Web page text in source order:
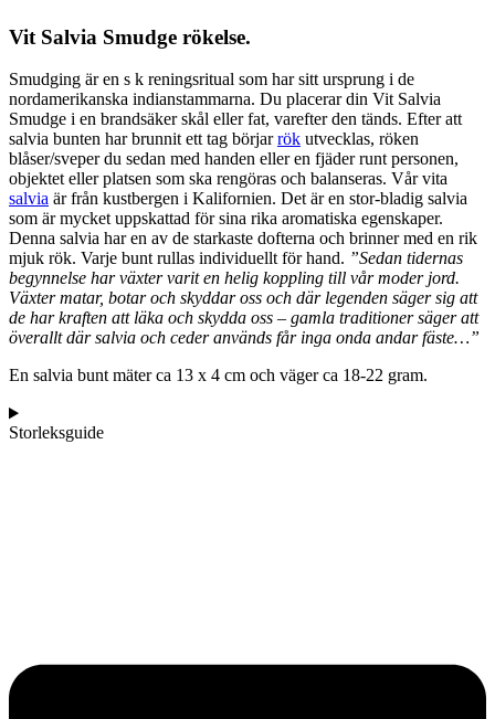
Vit Salvia Smudge rökelse.
Smudging är en s k reningsritual som har sitt ursprung i de
nordamerikanska indianstammarna. Du placerar din Vit Salvia
Smudge i en brandsäker skål eller fat, varefter den tänds. Efter att
salvia bunten har brunnit ett tag börjarrök utvecklas, röken
blåser/sveper du sedan med handen eller en fjäder runt personen,
objektet eller platsen som ska rengöras och balanseras. Vår vita
salvia är från kustbergen i Kalifornien. Det är en stor-bladig salvia
som är mycket uppskattad för sina rika aromatiska egenskaper.
Denna salvia har en av de starkaste dofterna och brinner med en rik
mjuk rök. Varje bunt rullas individuellt för hand. ”Sedan tidernas
begynnelse har växter varit en helig koppling till vår moder jord.
Växter matar, botar och skyddar oss och där legenden säger sig att
de har kraften att läka och skydda oss – gamla traditioner säger att
överallt där salvia och ceder används får inga onda andar fäste…”
En salvia bunt mäter ca 13 x 4 cm och väger ca 18-22 gram.
Storleksguide